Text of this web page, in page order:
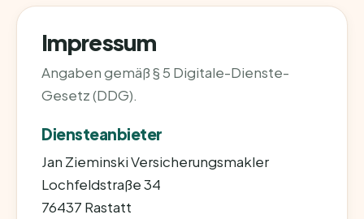
Impressum
Angaben gemäß § 5 Digitale-Dienste-
Gesetz (DDG).
Diensteanbieter
Jan Zieminski Versicherungsmakler
Lochfeldstraße 34
76437 Rastatt